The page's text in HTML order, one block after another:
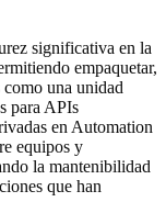
significativa en la
empaquetar,
una unidad
para APIs
en Automation
equipos y
la mantenibilidad
que han